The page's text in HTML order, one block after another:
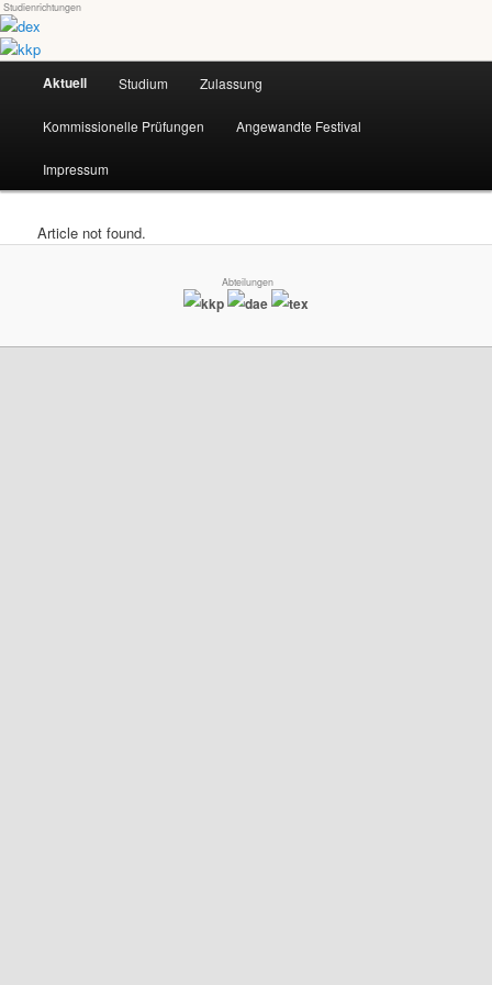
Skip
to
primary
contentdex-kkp
Universität für angewandte Kunst Wien
Studienrichtungen
Aktuell Studium Zulassung
Kommissionelle Prüfungen Angewandte Festival
Impressum
Article not found.
Abteilungen